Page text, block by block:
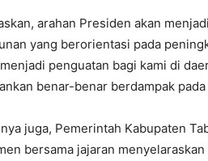
arahan Presiden akan
yang berorientasi pada
penguatan bagi kami di
benar-benar berdampak
juga, Pemerintah Kabupaten
bersama jajaran